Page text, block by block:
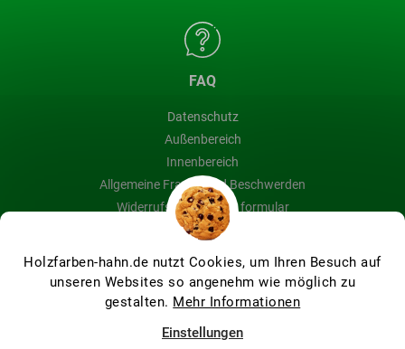
Holzfarben-hahn.de nutzt Cookies, um Ihren Besuch auf
unseren Websites so angenehm wie möglich zu
gestalten. Mehr Informationen
Einstellungen
FAQ
Datenschutz
Außenbereich
Innenbereich
Allgemeine Fragen und Beschwerden
Widerrufsbelehrung & formular
Blog